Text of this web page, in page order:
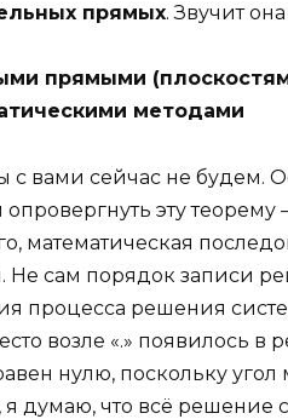
прямых. Звучит она
прямыми
методами
с вами сейчас не будем.
эту
математическая
сам порядок записи
процесса решения
возле «.» появилось в
нулю, поскольку
думаю, что всё решение